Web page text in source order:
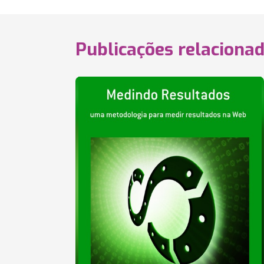
Publicações